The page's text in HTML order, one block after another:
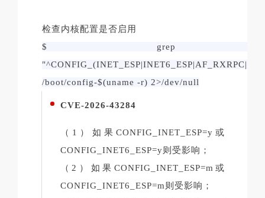
检查内核配置是否启用
$ grep -
/boot/config-$(uname -r) 2>/dev/null
CVE-2026-43284
（1）如果CONFIG_INET_ESP=y或
CONFIG_INET6_ESP=y则受影响；
（2）如果CONFIG_INET_ESP=m或
CONFIG_INET6_ESP=m则受影响；